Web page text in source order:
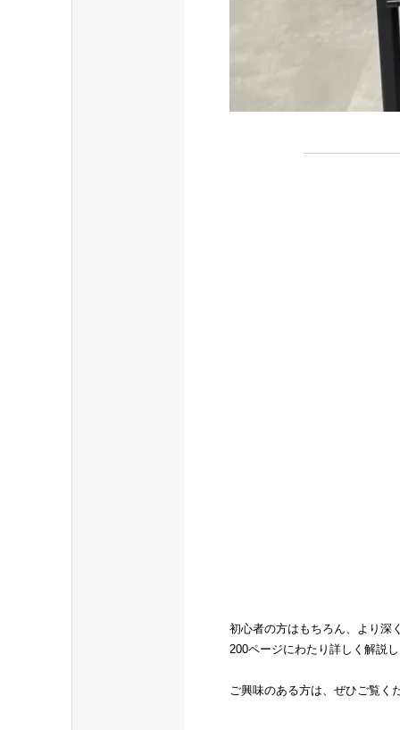
初心者の方はもちろん、より深
200ページにわたり詳しく解説
ご興味のある方は、ぜひご覧く